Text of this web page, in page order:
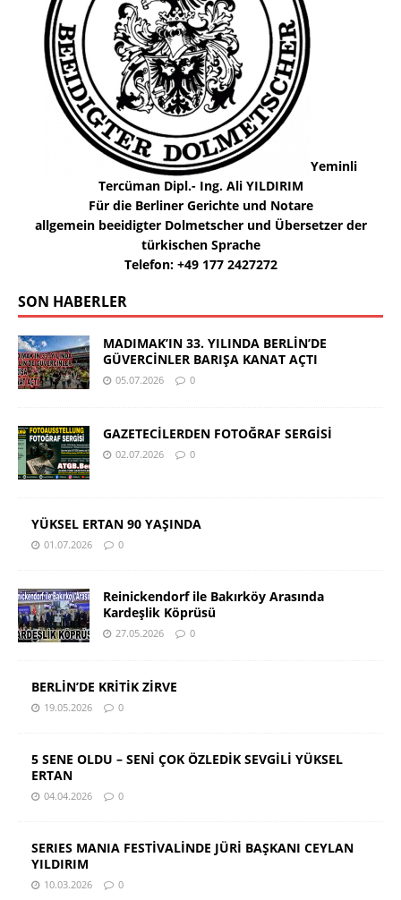
Yeminli
Tercüman Dipl.- Ing. Ali YILDIRIM
Für die Berliner Gerichte und Notare
allgemein beeidigter Dolmetscher und Übersetzer der
türkischen Sprache
Telefon: +49 177 2427272
SON HABERLER
MADIMAK’IN 33. YILINDA BERLİN’DE
GÜVERCİNLER BARIŞA KANAT AÇTI
05.07.2026 0
GAZETECİLERDEN FOTOĞRAF SERGİSİ
02.07.2026 0
YÜKSEL ERTAN 90 YAŞINDA
01.07.2026 0
Reinickendorf ile Bakırköy Arasında
Kardeşlik Köprüsü
27.05.2026 0
BERLİN’DE KRİTİK ZİRVE
19.05.2026 0
5 SENE OLDU – SENİ ÇOK ÖZLEDİK SEVGİLİ YÜKSEL
ERTAN
04.04.2026 0
SERIES MANIA FESTİVALİNDE JÜRİ BAŞKANI CEYLAN
YILDIRIM
10.03.2026 0